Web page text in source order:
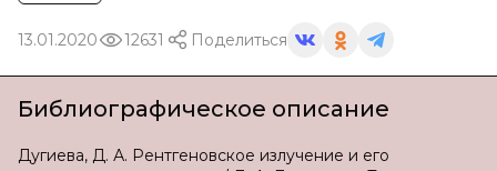
13.01.2020 12631 Поделиться
Библиографическое описание
Дугиева, Д. А. Рентгеновское излучение и его